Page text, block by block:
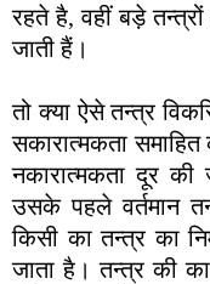
रहते है, वहीं बड़े
जाती हैं।
तो क्या ऐसे तन्त्र
सकारात्मकता
नकारात्मकता दूर
उसके पहले वर्तमान
किसी का तन्त्र का
जाता है। तन्त्र की